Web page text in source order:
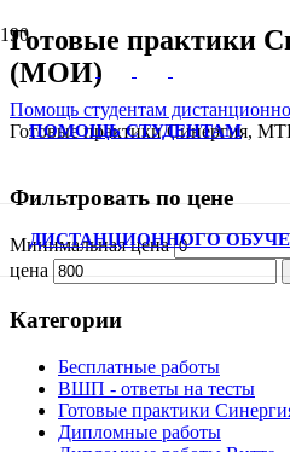
ПОМОЩЬ СТУДЕНТАМ
ДИСТАНЦИОННОГО
Готовые практики
(МОИ)
Помощь студентам
Готовые практики Синергия,
Фильтровать по цене
Минимальная цена
цена
Категории
Бесплатные работы
ВШП - ответы на тесты
Готовые практики
Дипломные работы